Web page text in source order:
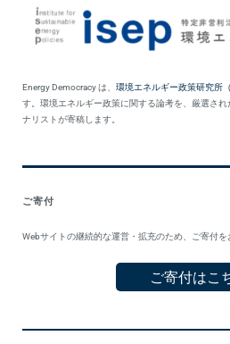
Energy Democracy は、 環境エネルギー政策研究所（
す。環境エネルギー政策に関する論考を、厳選さ
ナリストが寄稿します。
ご寄付
Webサイトの継続的な運営・拡充のため、ご寄付を
ご寄付はこ